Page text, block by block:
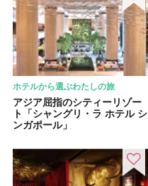
ホテルから選ぶわたしの旅
アジア屈指のシティーリゾー
ト「シャングリ・ラ ホテル シ
ンガポール」